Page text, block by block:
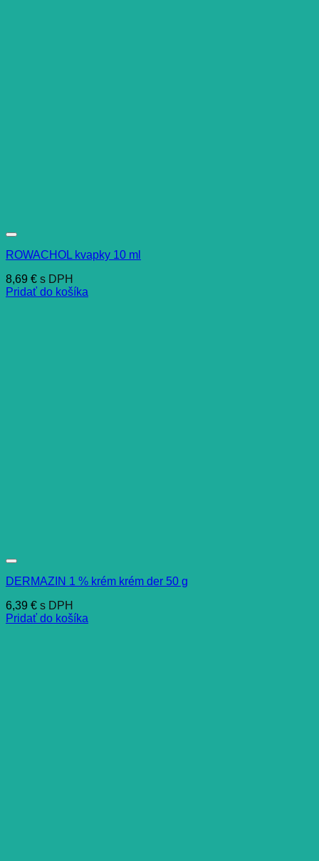
ROWACHOL kvapky 10 ml
8,69 € s DPH
Pridať do košíka
DERMAZIN 1 % krém krém der 50 g
6,39 € s DPH
Pridať do košíka